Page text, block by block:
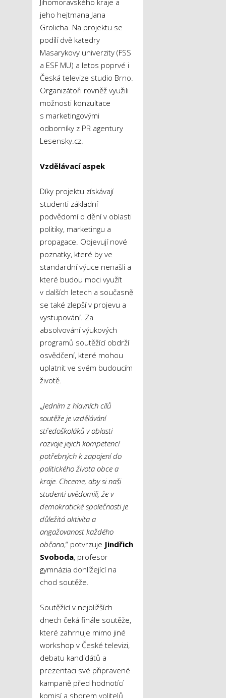
Jihomoravského kraje a
jeho hejtmana Jana
Grolicha. Na projektu se
podílí dvě katedry
Masarykovy univerzity (FSS
a ESF MU) a letos poprvé i
Česká televize studio Brno.
Organizátoři rovněž využili
možnosti konzultace
s marketingovými
odborníky z PR agentury
Lesensky.cz.
Vzdělávací aspek
Díky projektu získávají
studenti základní
podvědomí o dění v oblasti
politiky, marketingu a
propagace. Objevují nové
poznatky, které by ve
standardní výuce nenašli a
které budou moci využít
v dalších letech a současně
se také zlepší v projevu a
vystupování. Za
absolvování výukových
programů soutěžící obdrží
osvědčení, které mohou
uplatnit ve svém budoucím
životě.
„Jedním z hlavních cílů
soutěže je vzdělávání
středoškoláků v oblasti
rozvoje jejich kompetencí
potřebných k zapojení do
politického života obce a
kraje. Chceme, aby si naši
studenti uvědomili, že v
demokratické společnosti je
důležitá aktivita a
angažovanost každého
občana,“ potvrzuje Jindřich
Svoboda, profesor
gymnázia dohlížející na
chod soutěže.
Soutěžící v nejbližších
dnech čeká finále soutěže,
které zahrnuje mimo jiné
workshop v České televizi,
debatu kandidátů a
prezentaci své připravené
kampaně před hodnotící
komisí a sborem volitelů